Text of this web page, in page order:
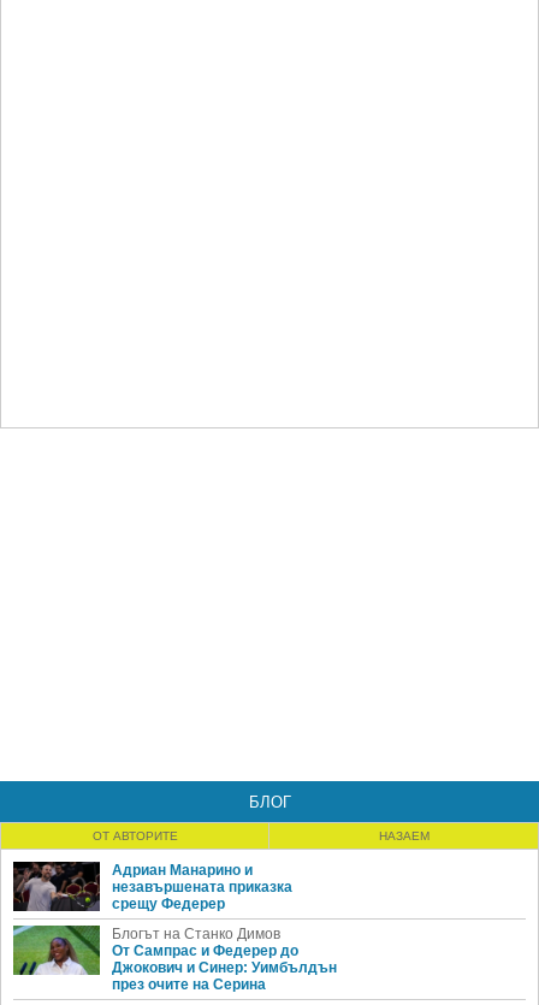
БЛОГ
ОТ АВТОРИТЕ НАЗАЕМ
Адриан Манарино и
незавършената приказка
срещу Федерер
Блогът на Станко Димов
От Сампрас и Федерер до
Джокович и Синер: Уимбълдън
през очите на Серина